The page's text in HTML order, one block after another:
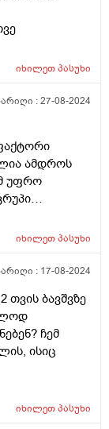
იხილეთპასუხი
:27-08-2024
ამდროს
უფრო
იხილეთპასუხი
: 17-08-2024
ბავშვზე
ჩემ
ისიც
იხილეთპასუხი